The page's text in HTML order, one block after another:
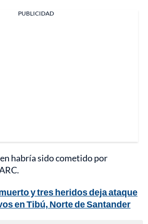
PUBLICIDAD
habría sido cometido por
y tres heridos deja ataque
en Tibú, Norte de Santander